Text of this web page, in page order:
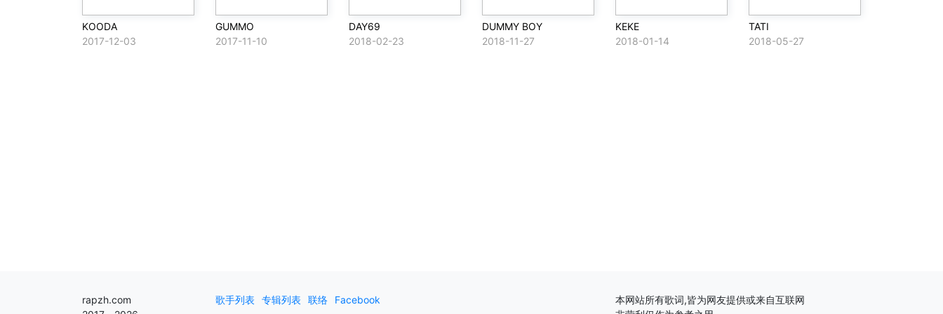
KOODA
2017-12-03
GUMMO
2017-11-10
DAY69
2018-02-23
DUMMY BOY
2018-11-27
KEKE
2018-01-14
TATI
2018-05-27
rapzh.com
歌手列表 专辑列表 联络 Facebook
本网站所有歌词,皆为网友提供或来自互联网